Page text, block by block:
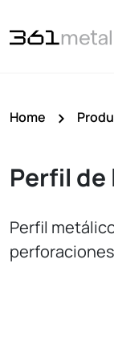
Home
Perfil
Perfil